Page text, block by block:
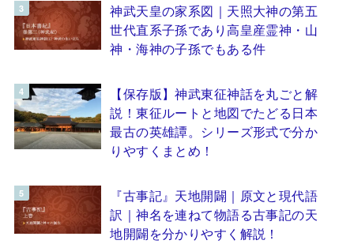
神武天皇の家系図｜天照大神の第五
世代直系子孫であり高皇産霊神・山
神・海神の子孫でもある件
【保存版】神武東征神話を丸ごと解
説！東征ルートと地図でたどる日本
最古の英雄譚。シリーズ形式で分か
りやすくまとめ！
『古事記』天地開闢｜原文と現代語
訳｜神名を連ねて物語る古事記の天
地開闢を分かりやすく解説！